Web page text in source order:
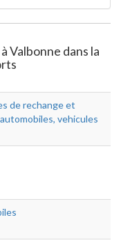
Valbonne dans la
de rechange et
vehicules